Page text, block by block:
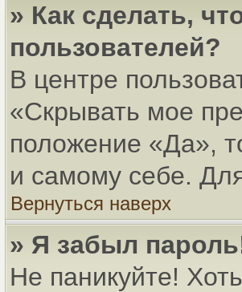
» Как сделать,
пользователей?
В центре
«Скрывать мое
положение «Да»,
и самому себе.
Вернуться наверх
» Я забыл
Не паникуйте!